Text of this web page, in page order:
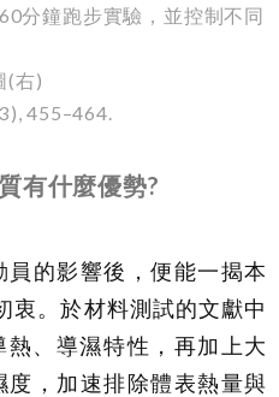
分鐘跑步實驗，並控制不同
(右)
455–464.
有什麼優勢?
的影響後，便能一揭本
衷。於材料測試的文獻中
、導濕特性，再加上大
，加速排除體表熱量與